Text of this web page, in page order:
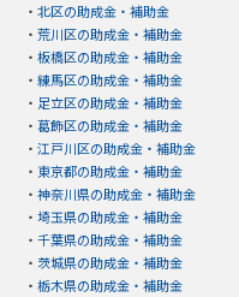
・ 北区の助成金・補助金
・ 荒川区の助成金・補助金
・ 板橋区の助成金・補助金
・ 練馬区の助成金・補助金
・ 足立区の助成金・補助金
・ 葛飾区の助成金・補助金
・ 江戸川区の助成金・補助金
・ 東京都の助成金・補助金
・ 神奈川県の助成金・補助金
・ 埼玉県の助成金・補助金
・ 千葉県の助成金・補助金
・ 茨城県の助成金・補助金
・ 栃木県の助成金・補助金